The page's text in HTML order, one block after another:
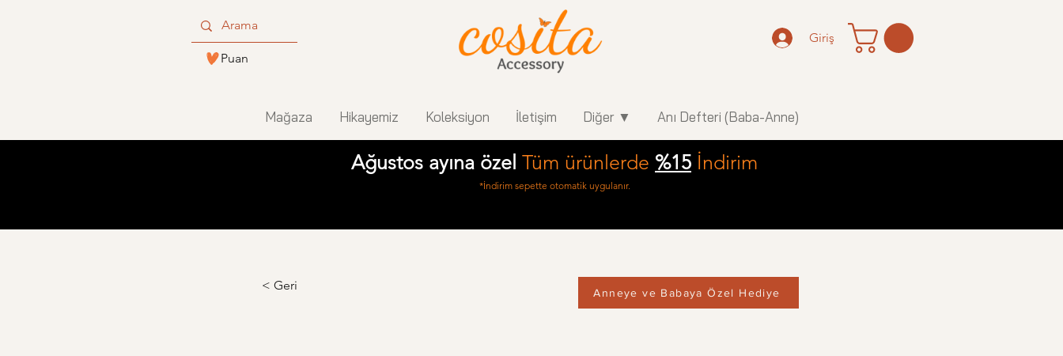
Puan
Giriş
Mağaza Hikayemiz Koleksiyon İletişim Diğer ▼ Anı Defteri (Baba-Anne)
Ağustos ayına özel Tüm ürünlerde %15 İndirim
*İndirim sepette otomatik uygulanır.
< Geri Anneye ve Babaya Özel Hediye